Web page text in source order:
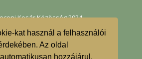
kat használ a felhasználói
Az oldal
hozzájárul,
Kosár Közösség 2024.
Egyesület